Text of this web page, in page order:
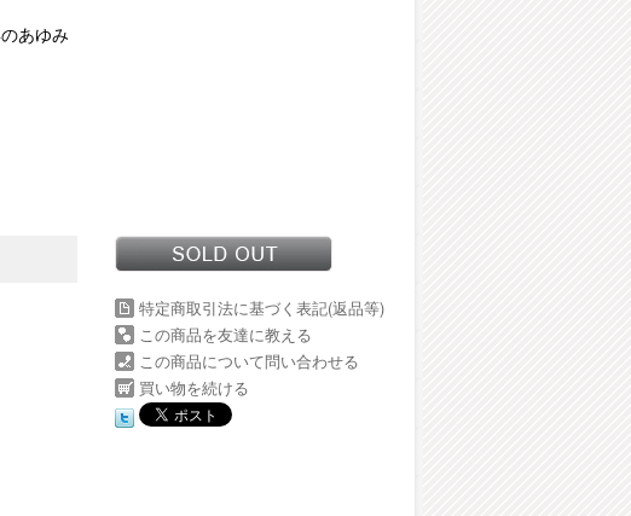
あゆみ
特定商取引法に基づく表記(返品等)
この商品を友達に教える
この商品について問い合わせる
買い物を続ける